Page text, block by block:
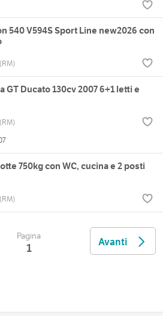
540 V594S Sport Line new2026 con
GT Ducato 130cv 2007 6+1 letti e
750kg con WC, cucina e 2 posti
Pagina
1 Avanti